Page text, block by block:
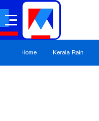
Home Kerala Rain